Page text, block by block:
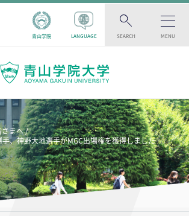
青山学院 LANGUAGE SEARCH MENU
まへ
、神野大地選手がMGC出場権を獲得しました